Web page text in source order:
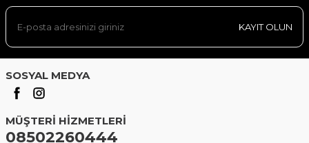
KAYIT OLUN
SOSYAL MEDYA
MÜŞTERI HIZMETLERI
08502260444